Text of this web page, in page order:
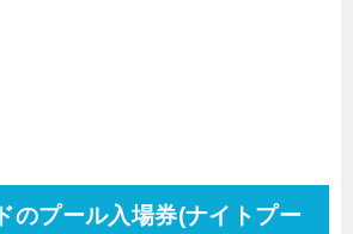
のプール入場券(ナイトプー